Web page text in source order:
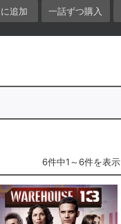
一話ずつ購入
6件中1～6件を表示